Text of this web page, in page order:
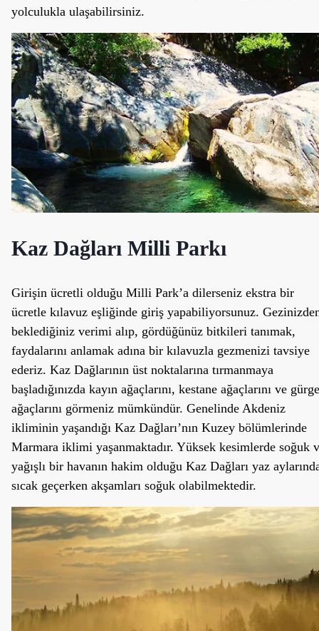
yolculukla ulaşabilirsiniz.
Kaz Dağları Milli Parkı
Girişin ücretli olduğu Milli Park’a dilerseniz ekstra bir
ücretle kılavuz eşliğinde giriş yapabiliyorsunuz.
beklediğiniz verimi alıp, gördüğünüz bitkileri tanımak,
faydalarını anlamak adına bir kılavuzla gezmenizi tavsiye
ederiz. Kaz Dağlarının üst noktalarına tırmanmaya
başladığınızda kayın ağaçlarını, kestane ağaçlarını ve
ağaçlarını görmeniz mümkündür. Genelinde Akdeniz
ikliminin yaşandığı Kaz Dağları’nın Kuzey bölümlerinde
Marmara iklimi yaşanmaktadır. Yüksek kesimlerde soğuk
yağışlı bir havanın hakim olduğu Kaz Dağları yaz
sıcak geçerken akşamları soğuk olabilmektedir.